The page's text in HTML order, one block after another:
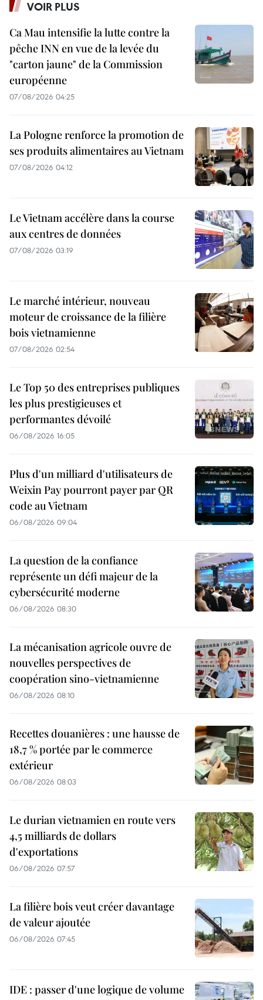
VOIR PLUS
Ca Mau intensifie la lutte contre la
pêche INN en vue de la levée du
"carton jaune" de la Commission
européenne
07/08/2026 04:25
La Pologne renforce la promotion de
ses produits alimentaires au Vietnam
07/08/2026 04:12
Le Vietnam accélère dans la course
aux centres de données
07/08/2026 03:19
Le marché intérieur, nouveau
moteur de croissance de la filière
bois vietnamienne
07/08/2026 02:54
Le Top 50 des entreprises publiques
les plus prestigieuses et
performantes dévoilé
06/08/2026 16:05
Plus d'un milliard d'utilisateurs de
Weixin Pay pourront payer par QR
code au Vietnam
06/08/2026 09:04
La question de la confiance
représente un défi majeur de la
cybersécurité moderne
06/08/2026 08:30
La mécanisation agricole ouvre de
nouvelles perspectives de
coopération sino-vietnamienne
06/08/2026 08:10
Recettes douanières : une hausse de
18,7 % portée par le commerce
extérieur
06/08/2026 08:03
Le durian vietnamien en route vers
4,5 milliards de dollars
d'exportations
06/08/2026 07:57
La filière bois veut créer davantage
de valeur ajoutée
06/08/2026 07:45
IDE : passer d'une logique de volume